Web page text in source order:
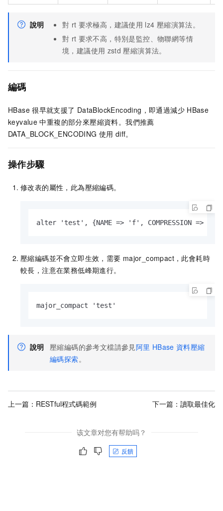
說明 對 rt 要求極高，建議使用 lz4 壓縮演算法。
對 rt 要求不高，特別是監控、物聯網等情
境，建議使用 zstd 壓縮演算法。
編碼
HBase 很早就支援了 DataBlockEncoding，即通過減少 HBase
keyvalue 中重複的部分來壓縮資料。我們推薦
DATA_BLOCK_ENCODING 使用 diff。
操作步驟
修改表的屬性，此為壓縮編碼。
alter 'test', {NAME => 'f', COMPRESSION => 'lz4',
壓縮編碼並不會立即生效，需要 major_compact，此會耗時
較長，注意在業務低峰期進行。
major_compact 'test'
說明 壓縮編碼的參考文檔請參見阿里 HBase 資料壓縮
編碼探索。
上一篇： RESTful程式碼範例 下一篇： 讀取最佳化
该文章对您有帮助吗？
反饋